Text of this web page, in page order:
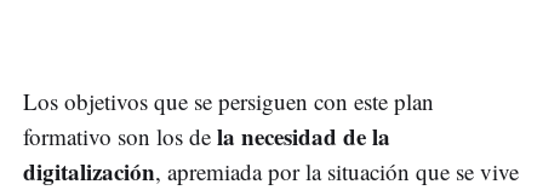
Los objetivos que se persiguen con este plan
formativo son los de la necesidad de la
digitalización, apremiada por la situación que se vive